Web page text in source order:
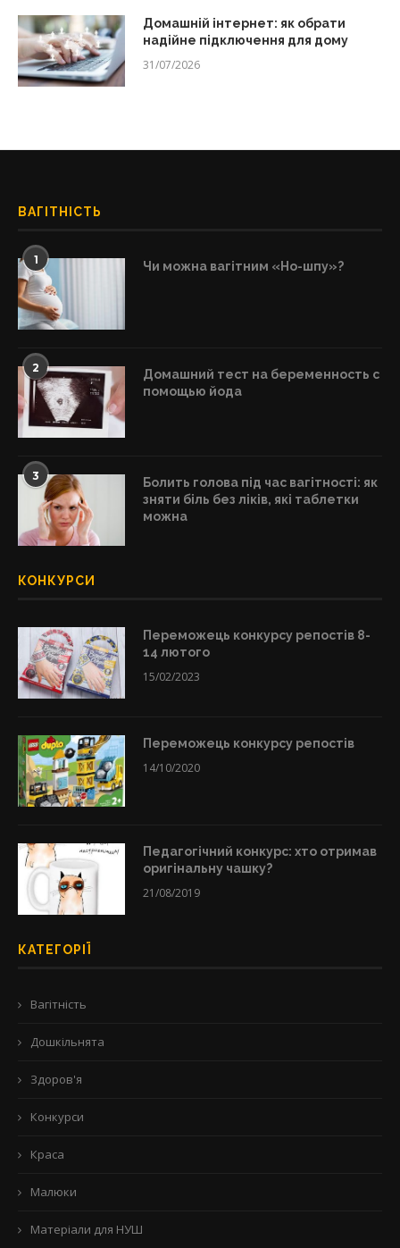
Домашній інтернет: як обрати
надійне підключення для дому
31/07/2026
ВАГІТНІСТЬ
1 Чи можна вагітним «Но-шпу»?
2
Домашний тест на беременность с
помощью йода
3
Болить голова під час вагітності: як
зняти біль без ліків, які таблетки
можна
КОНКУРСИ
Переможець конкурсу репостів 8-
14 лютого
15/02/2023
Переможець конкурсу репостів
14/10/2020
Педагогічний конкурс: хто отримав
оригінальну чашку?
21/08/2019
КАТЕГОРІЇ
Вагітність
Дошкільнята
Здоров'я
Конкурси
Краса
Малюки
Матеріали для НУШ